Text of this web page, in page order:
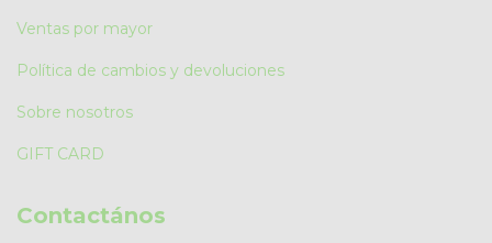
Ventas por mayor
Política de cambios y devoluciones
Sobre nosotros
GIFT CARD
Contactános